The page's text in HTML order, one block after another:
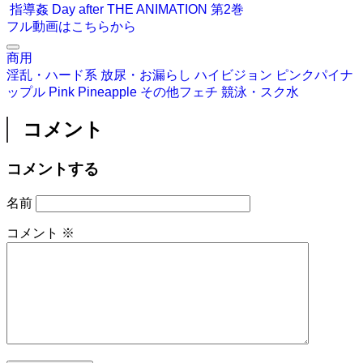
指導姦 Day after THE ANIMATION 第2巻
フル動画はこちらから
商用
淫乱・ハード系 放尿・お漏らし ハイビジョン ピンクパイナ
ップル Pink Pineapple その他フェチ 競泳・スク水
コメント
コメントする
名前
コメント ※